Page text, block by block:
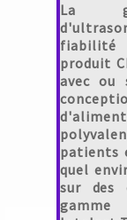
La
produit
avec ou
patients
quel
sur des